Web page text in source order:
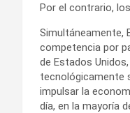
Por el contrario,
Simultáneamente,
competencia por
de Estados
tecnológicamente
impulsar la
día, en la mayoría